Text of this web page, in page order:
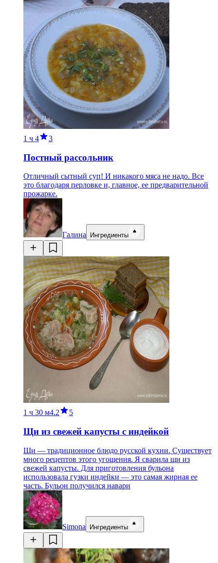
1 ч 4 3
Постный рассольник
Отличный сытный суп! И никакого мяса не надо. Все
это благодаря перловке и, главное, ее предварительной
прожарке.
Галина Ингредиенты
1 ч 30 м4.2 5
Щи из свежей капусты с индейкой
Щи — традиционное блюдо русской кухни. Существует
много рецептов этого угощения. Я сварила щи из
свежей капусты. Для приготовления бульона
использовала гузки индейки — это самая жирная ее
часть. Бульон получился навари
Simona Ингредиенты